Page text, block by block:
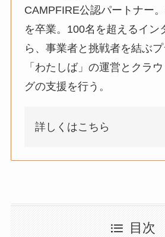
CAMPFIRE公認パートナー
を卒業。100名を超えるイン
ら、事業者と挑戦者を結ぶ
「わたしば」の運営とクラ
グの支援を行う。
詳しくはこちら
目次